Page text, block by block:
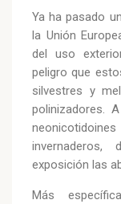
Ya ha pasado
la Unión
del uso
peligro que
silvestres y
polinizadores.
exposición las
Más